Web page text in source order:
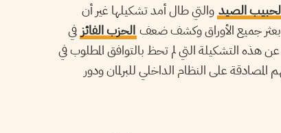
الصيد والتي طال أمد تشكيلها غير أن
بعثر جميع الأوراق وكشف ضعف الحزب الفائز في
هذه التشكيلة التي لم تحظ بالتوافق المطلوب في
على النظام الداخلي للبرلمان ودور